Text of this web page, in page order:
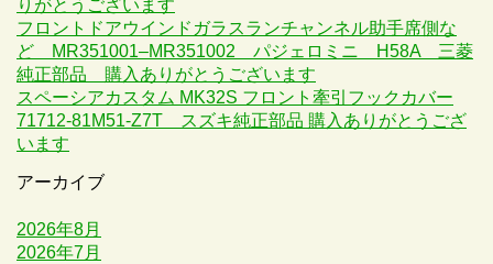
りがとうございます
フロントドアウインドガラスランチャンネル助手席側な
ど MR351001–MR351002 パジェロミニ H58A 三菱
純正部品 購入ありがとうございます
スペーシアカスタム MK32S フロント牽引フックカバー
71712-81M51-Z7T スズキ純正部品 購入ありがとうござ
います
アーカイブ
2026年8月
2026年7月